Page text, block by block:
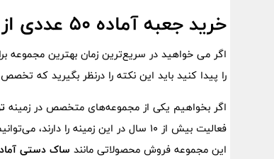
خرید جعبه آماده ۵۰ عددی از کجا؟
اگر می خواهید در سریع‌ترین زمان بهترین مجموعه
را پیدا کنید باید این نکته را درنظر بگیرید که
اگر بخواهیم یکی از مجموعه‌های متخصص در زمینه
فعالیت بیش از ۱۰ سال در این زمینه را دارند، می‌توانیم به
این مجموعه فروش محصولاتی مانند ساک دستی